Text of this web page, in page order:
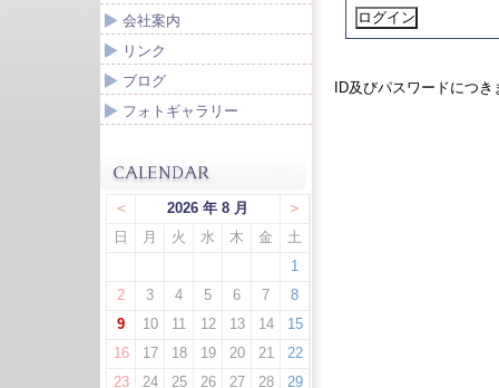
会社案内
リンク
ブログ
フォトギャラリー
＜ 2026 年 8 月
＞
日
月 火 水 木 金
土
1
2
3 4 5 6 7
8
9
10 11 12 13 14
15
16
17 18 19 20 21
22
23
24 25 26 27 28
29
ID及びパスワードにつ